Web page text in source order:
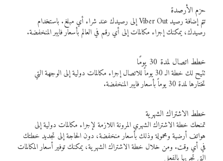
حزم الأرصدة
تتم إضافة رصيد Viber Out إلى رصيدك عند شراء أي مبلغ. باستخدام
رصيدك، يمكنك إجراء مكالمات إلى أي رقم في العالم بأسعار فايبر المنخفضة.
خطط اتصال لمدة 30 يومًا
تتيح لك خطة الـ 30 يوماً للاتصال إجراء مكالمات دولية إلى الوجهة التي
تختارها لمدة 30 يوماً بأسعار فايبر المنخفضة.
خطط الاشتراك الشهرية
تمنحك خطة الاشتراك الشهري المرونة اللازمة لإجراء مكالمات دولية إلى
هواتف أرضية ومحمولة وذلك بأسعار منخفضة، دون الحاجة إلى تجديد خطتك
في أي وقت. ومن خلال خطة الاشتراك الشهرية، يمكنك توفير أسعار المكالمات
التي تجريها بالفعل